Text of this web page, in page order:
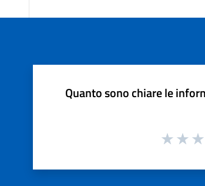
Quanto sono chiare le